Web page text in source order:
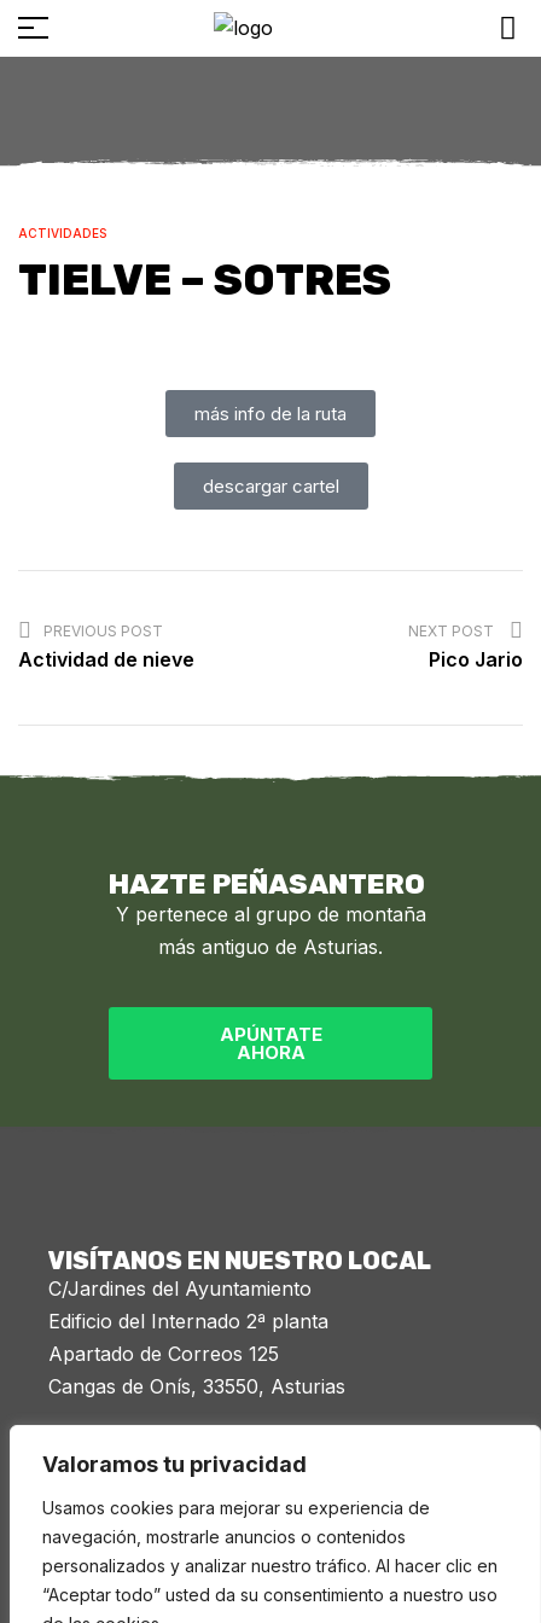
Valoramos tu privacidad
Usamos cookies para mejorar su experiencia de
navegación, mostrarle anuncios o contenidos
personalizados y analizar nuestro tráfico. Al hacer clic en
“Aceptar todo” usted da su consentimiento a nuestro uso
ACTIVIDADES
TIELVE – SOTRES
más info de la ruta
descargar cartel
PREVIOUS POST
Actividad de nieve
NEXT POST
Pico Jario
HAZTE PEÑASANTERO
Y pertenece al grupo de montaña
más antiguo de Asturias.
APÚNTATE
AHORA
VISÍTANOS EN NUESTRO LOCAL
C/Jardines del Ayuntamiento
Edificio del Internado 2ª planta
Apartado de Correos 125
Cangas de Onís, 33550, Asturias
LEGAL
Aviso legal
Política de privacidad
Cookies